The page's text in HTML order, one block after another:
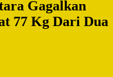
Gagalkan
77 Kg Dari Dua